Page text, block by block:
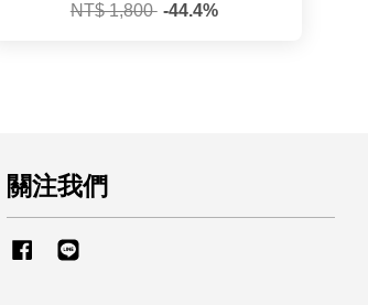
NT$ 1,800 -44.4%
關注我們
Facebook